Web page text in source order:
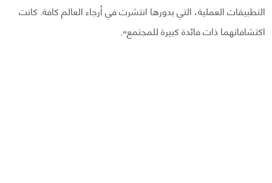
التطبيقات العملية، التي بدورها انتشرت في أرجاء العالم كافة. كانت
اكتشافاتهما ذات فائدة كبيرة للمجتمع».